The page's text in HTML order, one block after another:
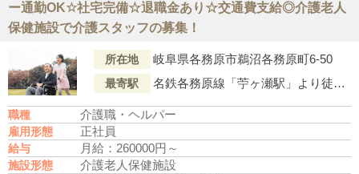
ー通勤OK☆社宅完備☆退職金あり☆交通費支給◎介護老人
保健施設で介護スタッフの募集！
所在地 岐阜県各務原市鵜沼各務原町6-50
最寄駅 名鉄各務原線「苧ヶ瀬駅」より徒歩6分
職種 介護職・ヘルパー
雇用形態 正社員
給与 月給：260000円～
施設形態 介護老人保健施設